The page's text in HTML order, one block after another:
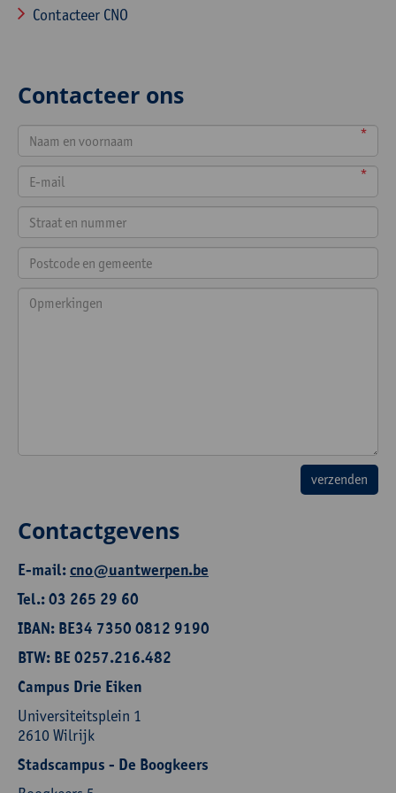
Contacteer CNO
Contacteer ons
*
*
Contactgevens
E-mail:cno@uantwerpen.be
Tel.: 03 265 29 60
IBAN: BE34 7350 0812 9190
BTW: BE 0257.216.482
Campus Drie Eiken
Universiteitsplein 1
2610 Wilrijk
Stadscampus - De Boogkeers